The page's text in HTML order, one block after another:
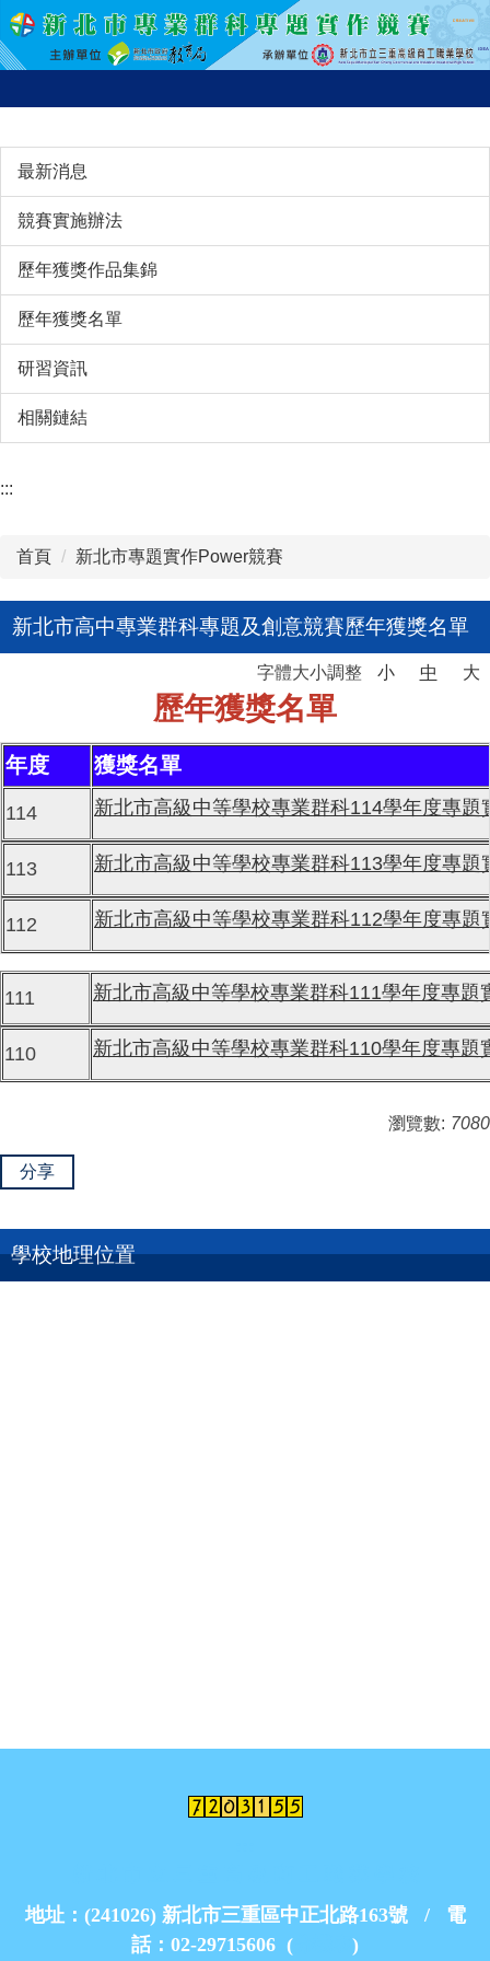
跳
到
主
容
區
最新消息
競賽實施辦法
歷年獲獎作品集錦
歷年獲獎名單
研習資訊
相關鏈結
:::
首頁 新北市專題實作Power競賽
新北市高中專業群科專題及創意競賽歷年獲獎名單
字體大小調整 小 中 大
歷年獲獎名單
年度 獲獎名單
114 新北市高級中等學校專業群科114學年度專
113 新北市高級中等學校專業群科113學年度專
112 新北市高級中等學校專業群科112學年度專
111 新北市高級中等學校專業群科111學年度專
110 新北市高級中等學校專業群科110學年度專
瀏覽數: 7080
分享
學校地理位置
地址：(241026) 新北市三重區中正北路163號 / 電
話：02-29715606 (
)